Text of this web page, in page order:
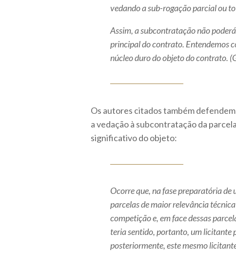
vedando a sub-rogação parcial ou
Assim, a subcontratação não
principal do contrato. Entendemos
núcleo duro do objeto do contrato.
Os autores citados também defendem
a vedação à subcontratação da
significativo do objeto:
Ocorre que, na fase preparatória
parcelas de maior relevância
competição e, em face dessas
teria sentido, portanto, um licitante
posteriormente, este mesmo